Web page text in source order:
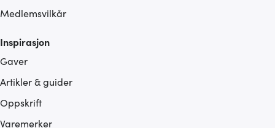
Medlemsvilkår
Inspirasjon
Gaver
Artikler & guider
Oppskrift
Varemerker